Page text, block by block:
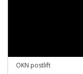
OKN postlift